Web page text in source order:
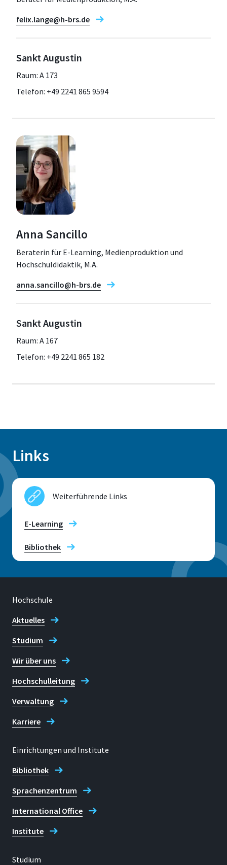
felix.lange@h-brs.de
Sankt Augustin
Raum: A 173
Telefon: +49 2241 865 9594
Anna Sancillo
Beraterin für E-Learning, Medienproduktion und
Hochschuldidaktik, M.A.
anna.sancillo@h-brs.de
Sankt Augustin
Raum: A 167
Telefon: +49 2241 865 182
Links
Weiterführende Links
E-Learning
Bibliothek
Hochschule
Aktuelles
Studium
Wir über uns
Hochschulleitung
Verwaltung
Karriere
Einrichtungen und Institute
Bibliothek
Sprachenzentrum
International Office
Institute
Studium